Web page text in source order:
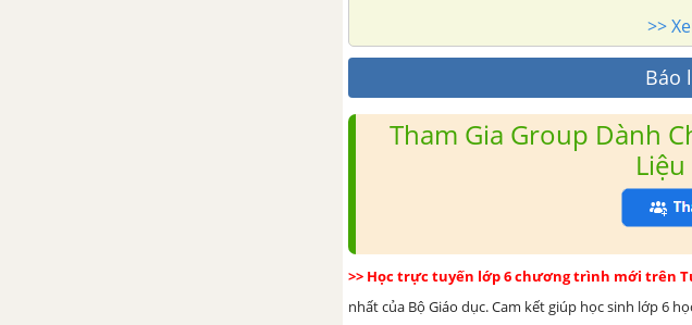
>>
Báo
Tham Gia Group Dành
>> Học trực tuyến lớp 6 chương trình mới trên
nhất của Bộ Giáo dục. Cam kết giúp học sinh lớp 6